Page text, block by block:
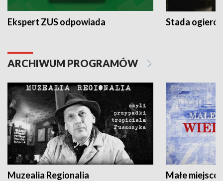
Ekspert ZUS odpowiada Stada
ARCHIWUM PROGRAMÓW
Muzealia Regionalia Małe